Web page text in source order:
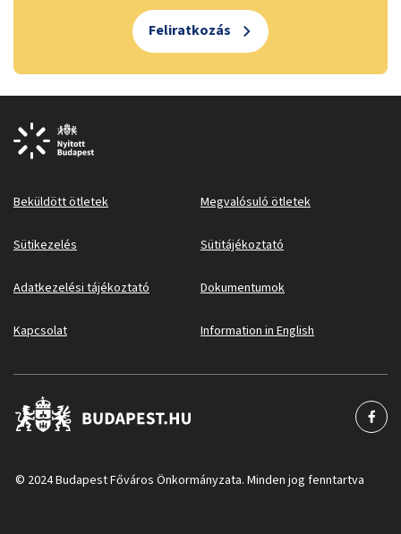
Feliratkozás
Beküldött ötletek Megvalósuló ötletek
Sütikezelés Sütitájékoztató
Adatkezelési tájékoztató Dokumentumok
Kapcsolat Information in English
© 2024 Budapest Főváros Önkormányzata. Minden jog fenntartva